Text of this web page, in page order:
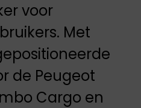
voor
Met
de Peugeot
Cargo en